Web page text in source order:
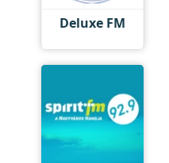
Deluxe FM